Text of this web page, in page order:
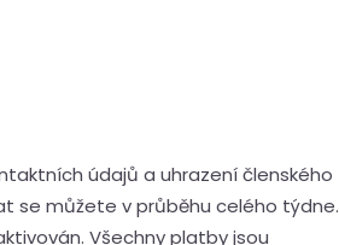
údajů a uhrazení členského
se můžete v průběhu celého týdne.
Všechny platby jsou